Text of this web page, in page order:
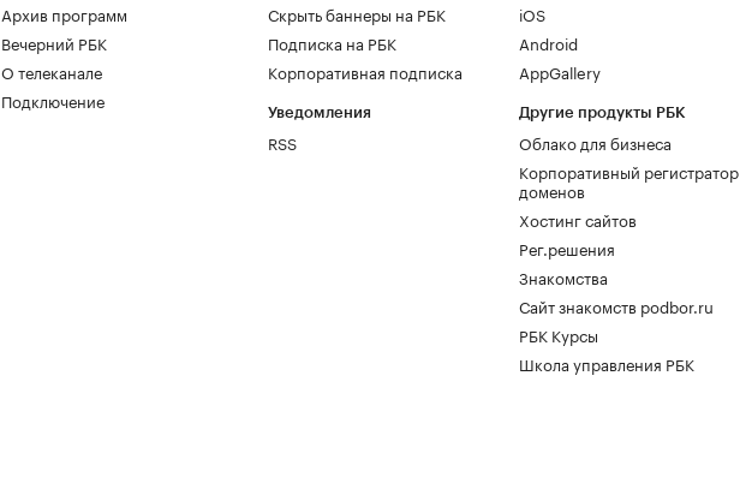
Архив программ
Вечерний РБК
О телеканале
Подключение
Скрыть баннеры на РБК
Подписка на РБК
Корпоративная подписка
Уведомления
RSS
iOS
Android
AppGallery
Другие продукты РБК
Облако для бизнеса
Корпоративный регистратор
доменов
Хостинг сайтов
Рег.решения
Знакомства
Сайт знакомств podbor.ru
РБК Курсы
Школа управления РБК